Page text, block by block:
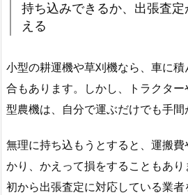
持ち込みできるか、出張査
える
小型の耕運機や草刈機なら、車に
合もあります。しかし、トラクタ
型農機は、自分で運ぶだけでも手間
無理に持ち込もうとすると、運搬
かり、かえって損をすることもあ
初から出張査定に対応している業